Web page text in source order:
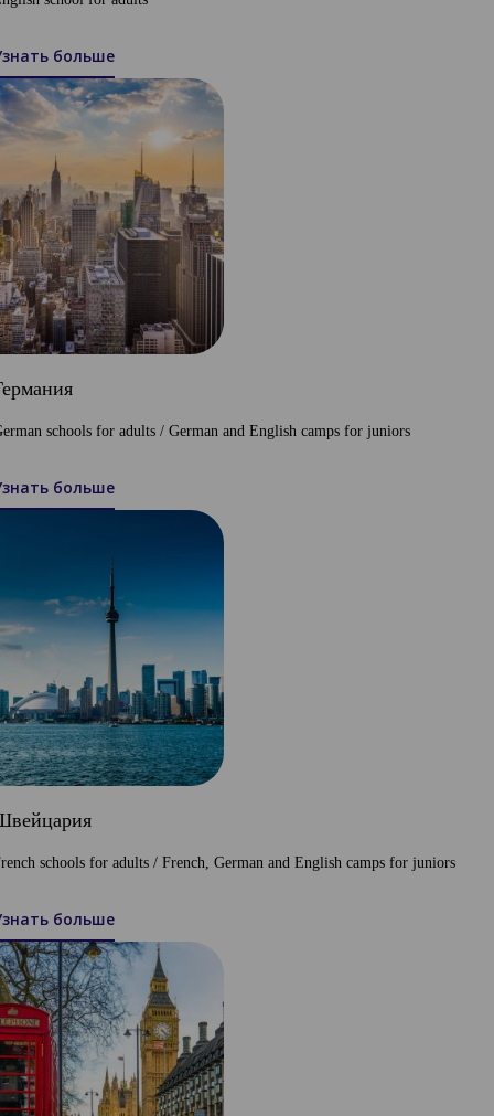
больше
schools for adults / German and English camps for juniors
больше
schools for adults / French, German and English camps for juniors
больше